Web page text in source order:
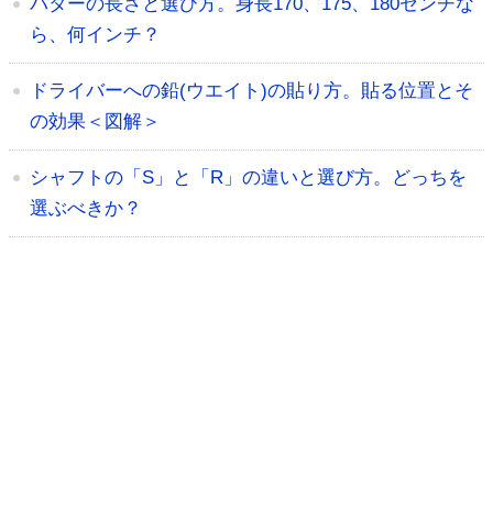
ら、何インチ？
ドライバーへの鉛(ウエイト)の貼り方。貼る位置とそ
の効果＜図解＞
シャフトの「S」と「R」の違いと選び方。どっちを
選ぶべきか？